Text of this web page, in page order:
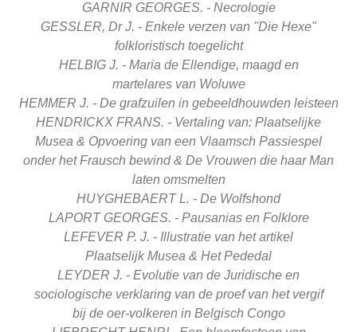
GARNIR GEORGES. - Necrologie
GESSLER, Dr J. - Enkele verzen van "Die Hexe"
folkloristisch toegelicht
HELBIG J. - Maria de Ellendige, maagd en
martelares van Woluwe
HEMMER J. - De grafzuilen in gebeeldhouwden leisteen
HENDRICKX FRANS. - Vertaling van: Plaatselijke
Musea & Opvoering van een Vlaamsch Passiespel
onder het Frausch bewind & De Vrouwen die haar Man
laten omsmelten
HUYGHEBAERT L. - De Wolfshond
LAPORT GEORGES. - Pausanias en Folklore
LEFEVER P. J. - Illustratie van het artikel
PlaatselijkMusea & Het Pededal
LEYDER J. - Evolutie van de Juridische en
sociologische verklaring van de proef van het vergif
bij de oer-volkeren in Belgisch Congo